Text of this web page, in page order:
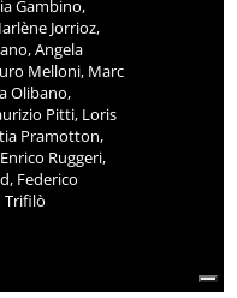
Gambino,
Jorrioz,
Angela
Melloni, Marc
Olibano,
Pitti, Loris
Pramotton,
Ruggeri,
Federico
Trifilò